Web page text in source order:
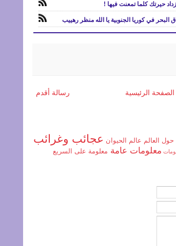
حيرتك كلما تمعنت فيها !
في كوريا الجنوبية يا الله منظر رهييب
رسالة أقدم الصفحة الرئيسية
حول العالم عالم الحيوان عجائب وغرائب
معلومات عامة معلومة على السريع